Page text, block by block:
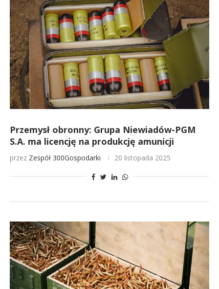
Przemysł obronny: Grupa Niewiadów-PGM
S.A. ma licencję na produkcję amunicji
przez Zespół 300Gospodarki 20 listopada 2025